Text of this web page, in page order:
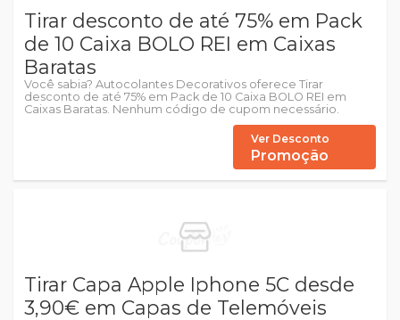
Tirar desconto de até 75% em Pack
de 10 Caixa BOLO REI em Caixas
Baratas
Você sabia? Autocolantes Decorativos oferece Tirar
desconto de até 75% em Pack de 10 Caixa BOLO REI em
Caixas Baratas. Nenhum código de cupom necessário.
Ver Desconto
Promoção
Tirar Capa Apple Iphone 5C desde
3,90€ em Capas de Telemóveis